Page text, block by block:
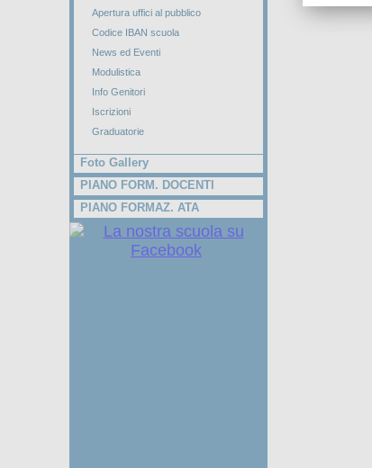
Apertura uffici al pubblico
Codice IBAN scuola
News ed Eventi
Modulistica
Info Genitori
Iscrizioni
Graduatorie
Foto Gallery
PIANO FORM. DOCENTI
PIANO FORMAZ. ATA